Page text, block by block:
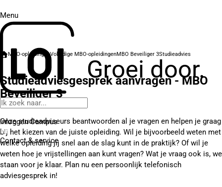
Menu
Groei door.
Inloggen Campus
Contact& service
MBO-opleidingenVolledige MBO-opleidingenMBO Beveiliger 3Studieadvies
Studieadviesgesprek aanvragen - MBO
Beveiliger 3
Onze studieadviseurs beantwoorden al je vragen en helpen je graag
bij het kiezen van de juiste opleiding. Wil je bijvoorbeeld weten met
welke opleiding jij snel aan de slag kunt in de praktijk? Of wil je
weten hoe je vrijstellingen aan kunt vragen? Wat je vraag ook is, we
staan voor je klaar. Plan nu een persoonlijk telefonisch
adviesgesprek in!